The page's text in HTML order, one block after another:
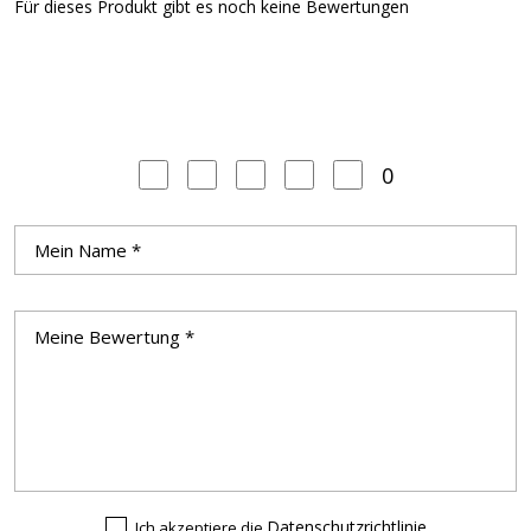
Für dieses Produkt gibt es noch keine Bewertungen
0